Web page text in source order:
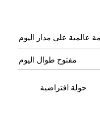
عالمية على مدار اليوم
مفتوح طوال اليوم
جولة افتراضية